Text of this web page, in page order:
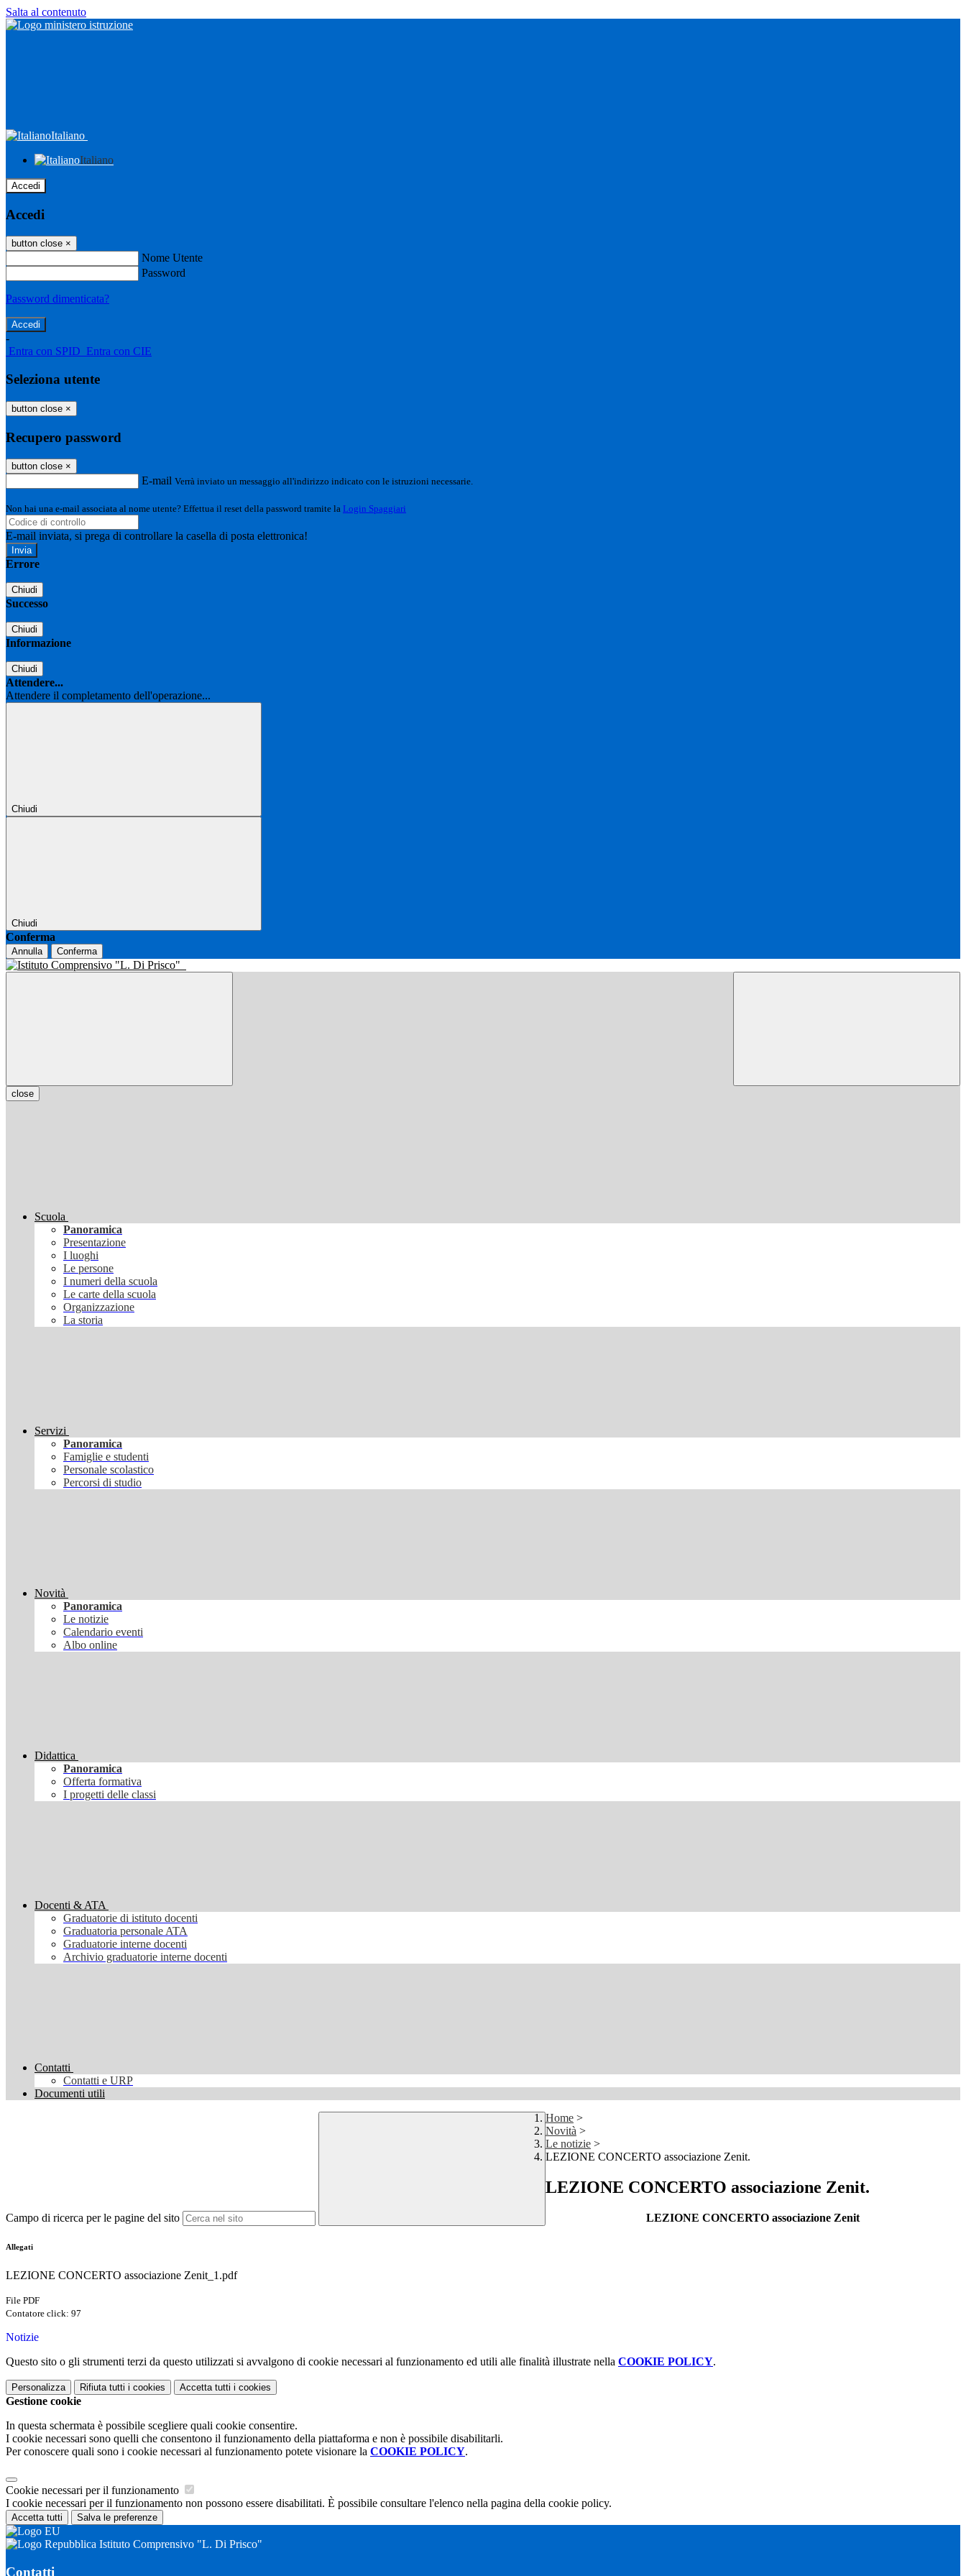
Salta al contenuto
Italiano
Italiano
Accedi
Accedi
button close ×
Nome Utente
Password
Password dimenticata?
-
Entra con SPID Entra con CIE
Seleziona utente
button close ×
Recupero password
button close ×
E-mail Verrà inviato un messaggio all'indirizzo indicato con le istruzioni necessarie.
Non hai una e-mail associata al nome utente? Effettua il reset della password tramite la Login Spaggiari
E-mail inviata, si prega di controllare la casella di posta elettronica!
Errore
Chiudi
Successo
Chiudi
Informazione
Chiudi
Attendere...
Attendere il completamento dell'operazione...
Chiudi
Chiudi
Conferma
Annulla Conferma
close
Scuola
Panoramica
Presentazione
I luoghi
Le persone
I numeri della scuola
Le carte della scuola
Organizzazione
La storia
Servizi
Panoramica
Famiglie e studenti
Personale scolastico
Percorsi di studio
Novità
Panoramica
Le notizie
Calendario eventi
Albo online
Didattica
Panoramica
Offerta formativa
I progetti delle classi
Docenti & ATA
Graduatorie di istituto docenti
Graduatoria personale ATA
Graduatorie interne docenti
Archivio graduatorie interne docenti
Contatti
Contatti e URP
Documenti utili
Campo di ricerca per le pagine del sito
Home >
Novità >
Le notizie >
LEZIONE CONCERTO associazione Zenit.
LEZIONE CONCERTO associazione Zenit.
LEZIONE CONCERTO associazione Zenit
Allegati
LEZIONE CONCERTO associazione Zenit_1.pdf
File PDF
Contatore click: 97
Notizie
Questo sito o gli strumenti terzi da questo utilizzati si avvalgono di cookie necessari al funzionamento ed utili alle finalità illustrate nella COOKIE POLICY.
Personalizza Rifiuta tutti i cookies Accetta tutti i cookies
Gestione cookie
In questa schermata è possibile scegliere quali cookie consentire.
I cookie necessari sono quelli che consentono il funzionamento della piattaforma e non è possibile disabilitarli.
Per conoscere quali sono i cookie necessari al funzionamento potete visionare la COOKIE POLICY.
Cookie necessari per il funzionamento
I cookie necessari per il funzionamento non possono essere disabilitati. È possibile consultare l'elenco nella pagina della cookie policy.
Accetta tutti Salva le preferenze
Istituto Comprensivo "L. Di Prisco"
Contatti